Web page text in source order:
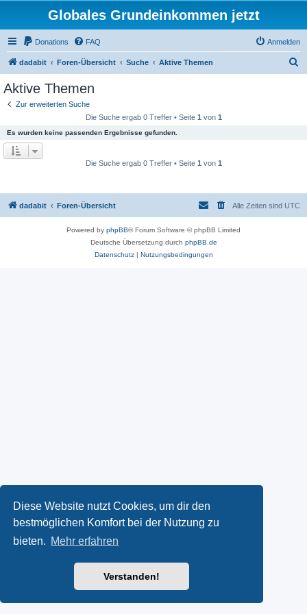
Diese Website nutzt Cookies, um dir den
bestmöglichen Komfort bei der Nutzung zu
bieten. Mehr erfahren
Verstanden!
Globales Grundeinkommen jetzt
Donations FAQ Anmelden
dadabit Foren-Übersicht Suche Aktive Themen
Aktive Themen
Zur erweiterten Suche
Die Suche ergab 0 Treffer • Seite 1 von 1
Es wurden keine passenden Ergebnisse gefunden.
Die Suche ergab 0 Treffer • Seite 1 von 1
dadabit Foren-Übersicht Alle Zeiten sind UTC
Powered by phpBB® Forum Software © phpBB Limited
Deutsche Übersetzung durch phpBB.de
Datenschutz| Nutzungsbedingungen